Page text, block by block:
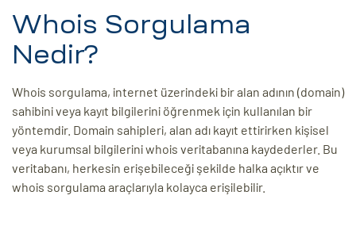
Whois Sorgulama
Nedir?
Whois sorgulama, internet üzerindeki bir alan adının (domain)
sahibini veya kayıt bilgilerini öğrenmek için kullanılan bir
yöntemdir. Domain sahipleri, alan adı kayıt ettirirken kişisel
veya kurumsal bilgilerini whois veritabanına kaydederler. Bu
veritabanı, herkesin erişebileceği şekilde halka açıktır ve
whois sorgulama araçlarıyla kolayca erişilebilir.